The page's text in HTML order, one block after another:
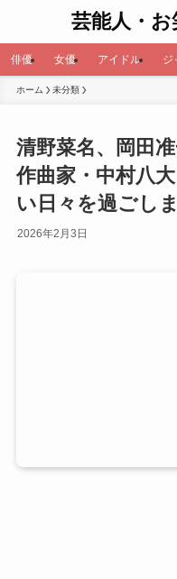
芸能人・
俳優 女優 アイドル ジ
ホーム 未分類
清野菜名、岡田
作曲家・中村八
い日々を過ごし
2026年2月3日